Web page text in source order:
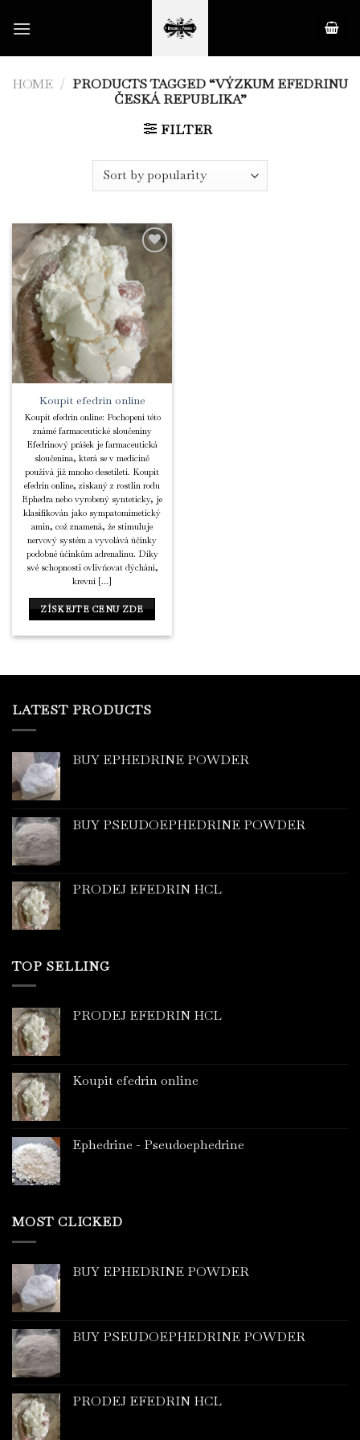
HOME / PRODUCTS TAGGED “VÝZKUM EFEDRINU
ČESKÁ REPUBLIKA”
FILTER
Add to
Wishlist
Koupit efedrin online
Koupit efedrin online: Pochopení této
známé farmaceutické sloučeniny
Efedrinový prášek je farmaceutická
sloučenina, která se v medicíně
používá již mnoho desetiletí. Koupit
efedrin online, získaný z rostlin rodu
Ephedra nebo vyrobený synteticky, je
klasifikován jako sympatomimetický
amin, což znamená, že stimuluje
nervový systém a vyvolává účinky
podobné účinkům adrenalinu. Díky
své schopnosti ovlivňovat dýchání,
krevní [...]
ZÍSKEJTE CENU ZDE
LATEST PRODUCTS
BUY EPHEDRINE POWDER
BUY PSEUDOEPHEDRINE POWDER
PRODEJ EFEDRIN HCL
TOP SELLING
PRODEJ EFEDRIN HCL
Koupit efedrin online
Ephedrine - Pseudoephedrine
MOST CLICKED
BUY EPHEDRINE POWDER
BUY PSEUDOEPHEDRINE POWDER
PRODEJ EFEDRIN HCL